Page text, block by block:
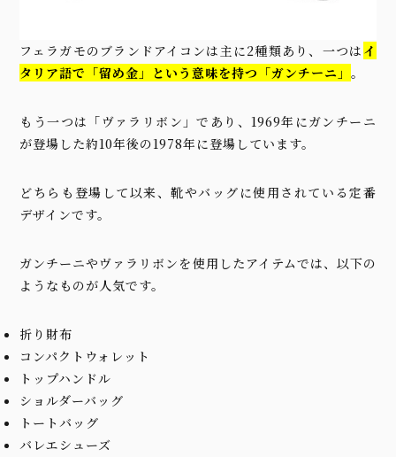
フェラガモのブランドアイコンは主に2種類あり、一つは イ
タリア語で「留め金」という意味を持つ「ガンチーニ」。
もう一つは「ヴァラリボン」であり、1969年にガンチーニ
が登場した約10年後の1978年に登場しています。
どちらも登場して以来、靴やバッグに使用されている定番
デザインです。
ガンチーニやヴァラリボンを使用したアイテムでは、以下の
ようなものが人気です。
折り財布
コンパクトウォレット
トップハンドル
ショルダーバッグ
トートバッグ
バレエシューズ